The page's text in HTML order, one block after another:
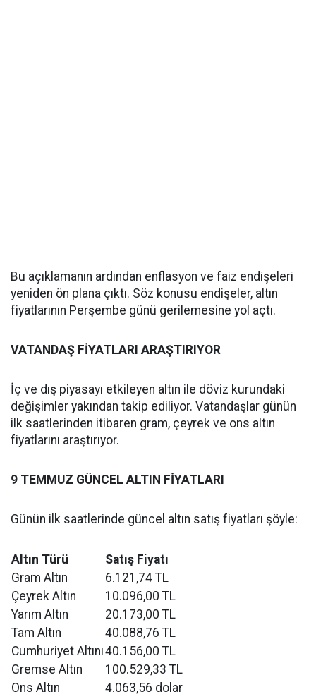
Bu açıklamanın ardından enflasyon ve faiz endişeleri
yeniden ön plana çıktı. Söz konusu endişeler, altın
fiyatlarının Perşembe günü gerilemesine yol açtı.
VATANDAŞ FİYATLARI ARAŞTIRIYOR
İç ve dış piyasayı etkileyen altın ile döviz kurundaki
değişimler yakından takip ediliyor. Vatandaşlar günün
ilk saatlerinden itibaren gram, çeyrek ve ons altın
fiyatlarını araştırıyor.
9 TEMMUZ GÜNCEL ALTIN FİYATLARI
Günün ilk saatlerinde güncel altın satış fiyatları şöyle:
Altın Türü
Satış Fiyatı
Gram Altın
6.121,74 TL
Çeyrek Altın
10.096,00 TL
Yarım Altın
20.173,00 TL
Tam Altın
40.088,76 TL
Cumhuriyet Altını40.156,00 TL
Gremse Altın
100.529,33 TL
Ons Altın
4.063,56 dolar